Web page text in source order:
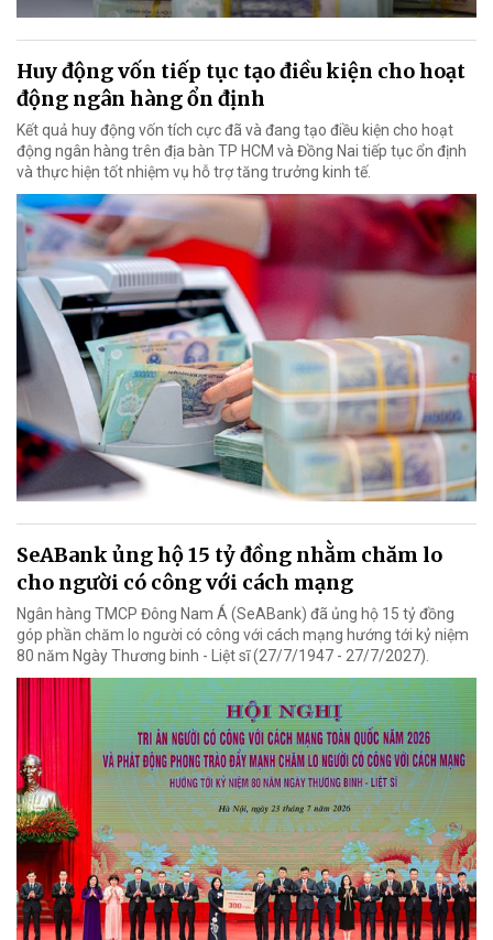
Huy động vốn tiếp tục tạo điều kiện cho hoạt
động ngân hàng ổn định
Kết quả huy động vốn tích cực đã và đang tạo điều kiện cho hoạt
động ngân hàng trên địa bàn TP HCM và Đồng Nai tiếp tục ổn định
và thực hiện tốt nhiệm vụ hỗ trợ tăng trưởng kinh tế.
SeABank ủng hộ 15 tỷ đồng nhằm chăm lo
cho người có công với cách mạng
Ngân hàng TMCP Đông Nam Á (SeABank) đã ủng hộ 15 tỷ đồng
góp phần chăm lo người có công với cách mạng hướng tới kỷ niệm
80 năm Ngày Thương binh - Liệt sĩ (27/7/1947 - 27/7/2027).